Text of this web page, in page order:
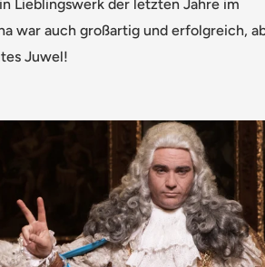
Lieblingswerk der letzten Jahre im
war auch großartig und erfolgreich,
Juwel!